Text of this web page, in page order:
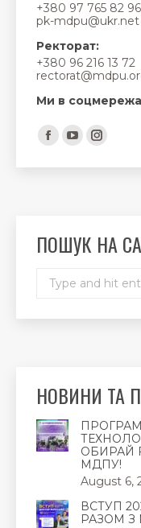
+380 97 765 82 96
pk-mdpu@ukr.net
Ректорат:
+380 96 216 13 72
Ми в
Find us on:
Facebook
page
window
YouTube
page
window
page
window
ПОШУК НА
НОВИНИ ТА
ОБИРАЙ
МДПУ!
August 6,
ВСТУП
РАЗОМ З